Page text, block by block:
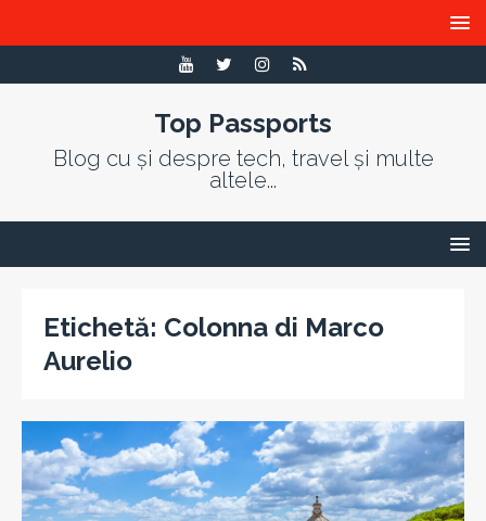
Top Passports
Blog cu și despre tech, travel și multe
altele...
Etichetă: Colonna di Marco
Aurelio